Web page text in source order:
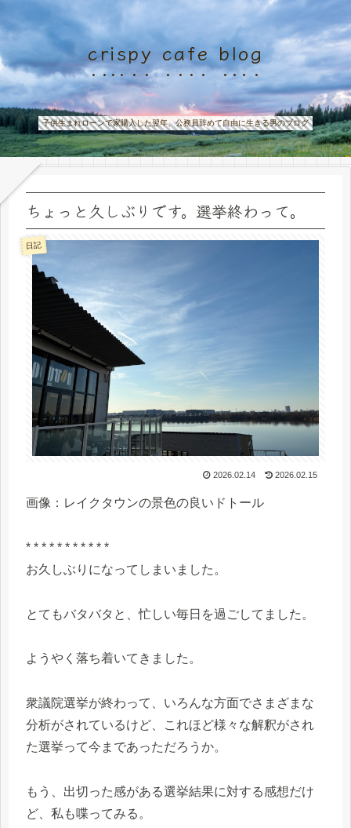
crispy cafe blog
子供生まれローンで家購入した翌年、公務員辞めて自由に生きる男のブログ
ちょっと久しぶりです。選挙終わって。
日記
2026.02.14 2026.02.15
画像：レイクタウンの景色の良いドトール
* * * * * * * * * * *
お久しぶりになってしまいました。
とてもバタバタと、忙しい毎日を過ごしてました。
ようやく落ち着いてきました。
衆議院選挙が終わって、いろんな方面でさまざまな
分析がされているけど、これほど様々な解釈がされ
た選挙って今まであっただろうか。
もう、出切った感がある選挙結果に対する感想だけ
ど、私も喋ってみる。